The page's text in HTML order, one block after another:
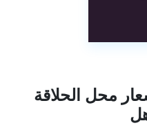
محل الحلاقة